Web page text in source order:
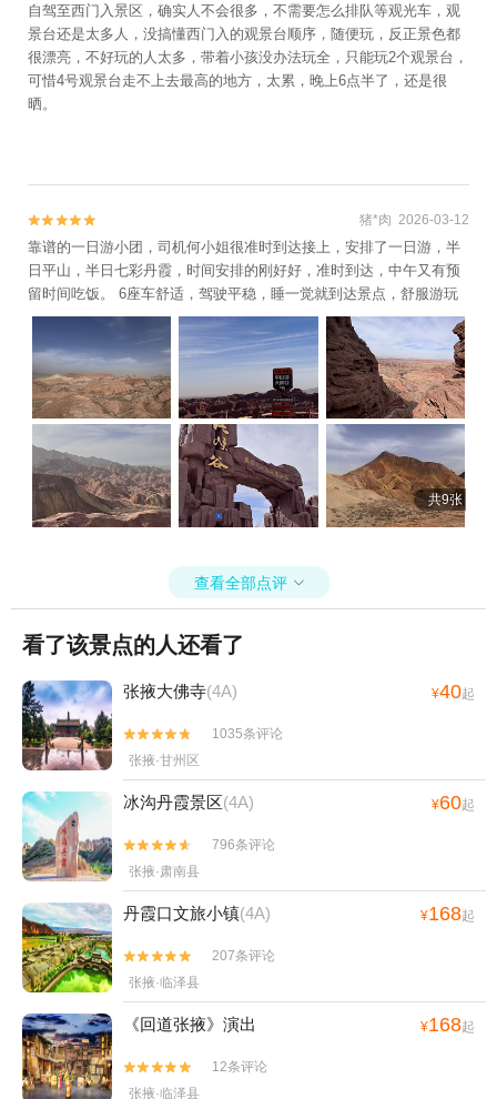
自驾至西门入景区，确实人不会很多，不需要怎么排队等观光车，观
景台还是太多人，没搞懂西门入的观景台顺序，随便玩，反正景色都
很漂亮，不好玩的人太多，带着小孩没办法玩全，只能玩2个观景台，
可惜4号观景台走不上去最高的地方，太累，晚上6点半了，还是很
晒。

 猪*肉 2026-03-12
靠谱的一日游小团，司机何小姐很准时到达接上，安排了一日游，半
日平山，半日七彩丹霞，时间安排的刚好好，准时到达，中午又有预
留时间吃饭。 6座车舒适，驾驶平稳，睡一觉就到达景点，舒服游玩
共9张
查看全部点评 
看了该景点的人还看了
张掖大佛寺(4A) ¥40起


1035条评论
张掖·甘州区
冰沟丹霞景区(4A) ¥60起


796条评论
张掖·肃南县
丹霞口文旅小镇(4A) ¥168起


207条评论
张掖·临泽县
《回道张掖》演出 ¥168起


12条评论
张掖·临泽县